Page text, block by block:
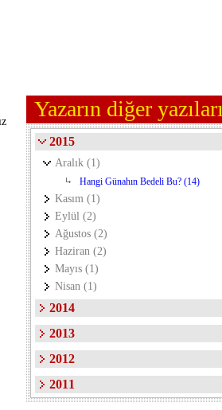
Yazarın diğer yazıları
2015
Aralık (1)
Hangi Günahın Bedeli Bu? (14)
Kasım (1)
Eylül (2)
Ağustos (2)
Haziran (2)
Mayıs (1)
Nisan (1)
2014
2013
2012
2011